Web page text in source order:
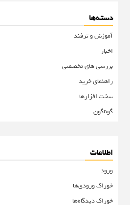
دسته‌ها
آموزش و ترفند
اخبار
بررسی های تخصصی
راهنمای خرید
سخت افزارها
گوناگون
اطلاعات
ورود
خوراک ورودی‌ها
خوراک دیدگاه‌ها